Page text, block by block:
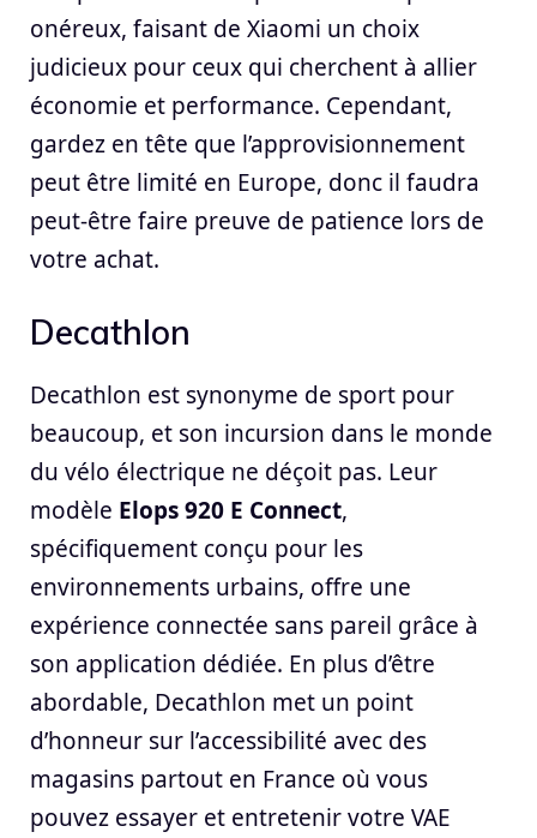
onéreux, faisant de Xiaomi un choix
judicieux pour ceux qui cherchent à allier
économie et performance. Cependant,
gardez en tête que l’approvisionnement
peut être limité en Europe, donc il faudra
peut-être faire preuve de patience lors de
votre achat.
Decathlon
Decathlon est synonyme de sport pour
beaucoup, et son incursion dans le monde
du vélo électrique ne déçoit pas. Leur
modèle Elops 920 E Connect,
spécifiquement conçu pour les
environnements urbains, offre une
expérience connectée sans pareil grâce à
son application dédiée. En plus d’être
abordable, Decathlon met un point
d’honneur sur l’accessibilité avec des
magasins partout en France où vous
pouvez essayer et entretenir votre VAE